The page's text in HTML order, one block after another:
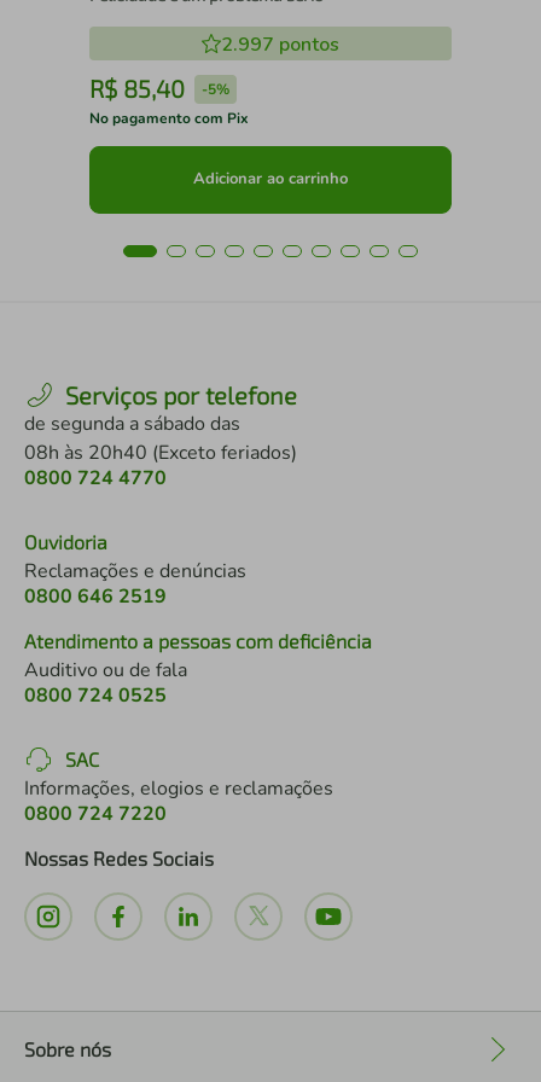
2.997 pontos
R$ 85,40 -5%
No pagamento com Pix
Adicionar ao carrinho
Serviços por telefone
de segunda a sábado das
08h às 20h40 (Exceto feriados)
0800 724 4770
Ouvidoria
Reclamações e denúncias
0800 646 2519
Atendimento a pessoas com deficiência
Auditivo ou de fala
0800 724 0525
SAC
Informações, elogios e reclamações
0800 724 7220
Nossas Redes Sociais
Sobre nós